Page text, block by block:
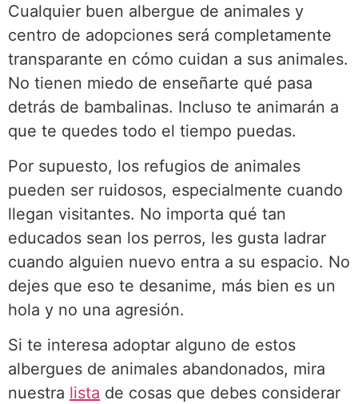
Cualquier buen albergue de animales y
centro de adopciones será completamente
transparante en cómo cuidan a sus animales.
No tienen miedo de enseñarte qué pasa
detrás de bambalinas. Incluso te animarán a
que te quedes todo el tiempo puedas.
Por supuesto, los refugios de animales
pueden ser ruidosos, especialmente cuando
llegan visitantes. No importa qué tan
educados sean los perros, les gusta ladrar
cuando alguien nuevo entra a su espacio. No
dejes que eso te desanime, más bien es un
hola y no una agresión.
Si te interesa adoptar alguno de estos
albergues de animales abandonados, mira
nuestra lista de cosas que debes considerar